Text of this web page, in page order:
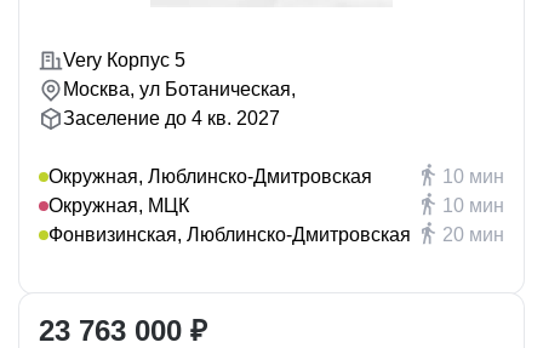
Very Корпус 5
Москва, ул Ботаническая,
Заселение до 4 кв. 2027
Окружная, Люблинско-Дмитровская
10 мин
Окружная, МЦК
10 мин
Фонвизинская, Люблинско-Дмитровская
20 мин
23 763 000 ₽